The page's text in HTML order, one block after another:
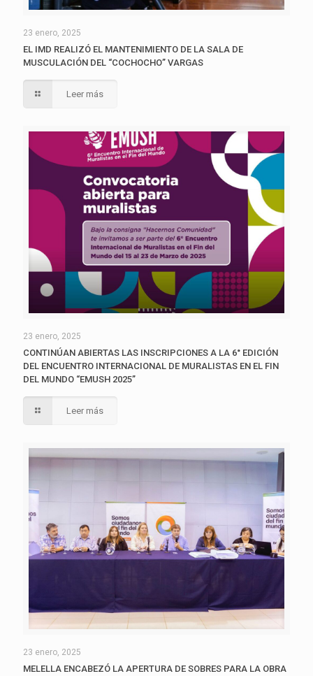
23 enero, 2025
EL IMD REALIZÓ EL MANTENIMIENTO DE LA SALA DE
MUSCULACIÓN DEL “COCHOCHO” VARGAS
Leer más
23 enero, 2025
CONTINÚAN ABIERTAS LAS INSCRIPCIONES A LA 6° EDICIÓN
DEL ENCUENTRO INTERNACIONAL DE MURALISTAS EN EL FIN
DEL MUNDO “EMUSH 2025”
Leer más
23 enero, 2025
MELELLA ENCABEZÓ LA APERTURA DE SOBRES PARA LA OBRA